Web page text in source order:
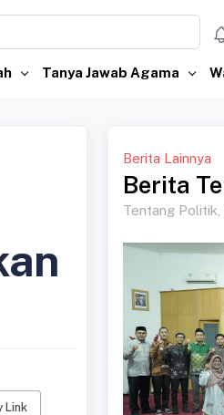
Tanya Jawab Agama
Link
Berita Lainnya
Berita
Tentang Politik,